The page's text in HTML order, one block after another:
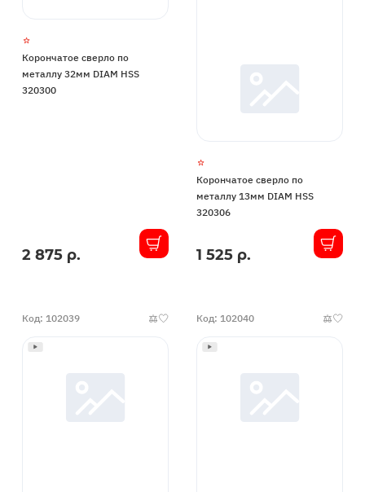
Корончатое сверло по
металлу 32мм DIAM HSS
320300
В
2 875 р.
Корончатое сверло по
металлу 13мм DIAM HSS
320306
В1 525 р.
Код: 102039 Код: 102040